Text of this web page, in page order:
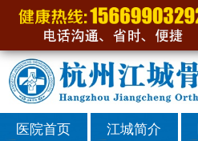
医院首页 江城简介